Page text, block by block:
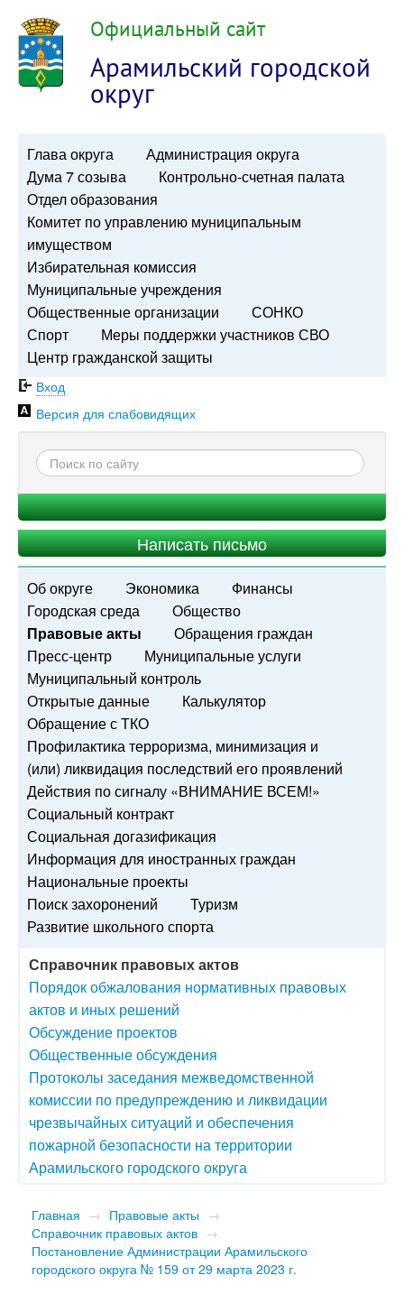
Официальный сайт
Арамильский городской
округ
Глава округа
Администрация округа
Дума 7 созыва
Контрольно-счетная палата
Отдел образования
Комитет по управлению муниципальным
имуществом
Избирательная комиссия
Муниципальные учреждения
Общественные организации
СОНКО
Спорт
Меры поддержки участников СВО
Центр гражданской защиты
Вход
Версия для слабовидящих
Написать письмо
Об округе Экономика
Финансы
Городская среда
Общество
Правовые акты
Обращения граждан
Пресс-центр
Муниципальные услуги
Муниципальный контроль
Открытые данные
Калькулятор
Обращение с ТКО
Профилактика терроризма, минимизация и
(или) ликвидация последствий его проявлений
Действия по сигналу «ВНИМАНИЕ ВСЕМ!»
Социальный контракт
Социальная догазификация
Информация для иностранных граждан
Национальные проекты
Поиск захоронений
Туризм
Развитие школьного спорта
Справочник правовых актов
Порядок обжалования нормативных правовых
актов и иных решений
Обсуждение проектов
Общественные обсуждения
Протоколы заседания межведомственной
комиссии по предупреждению и ликвидации
чрезвычайных ситуаций и обеспечения
пожарной безопасности на территории
Арамильского городского округа
Главная → Правовые акты →
Справочник правовых актов →
Постановление Администрации Арамильского
городского округа № 159 от 29 марта 2023 г.